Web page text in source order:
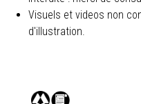
Visuels et videos non
d'illustration.